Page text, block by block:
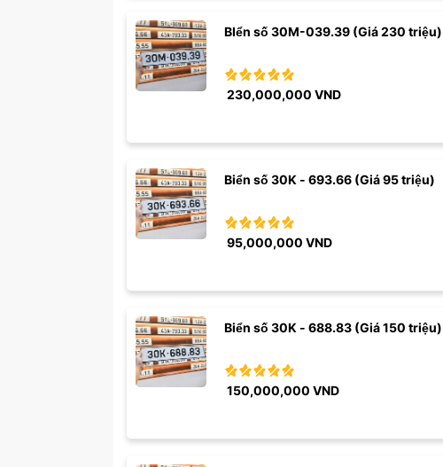
BIển số 30M-039.39 (Giá 230 triệu)
230,000,000 VND
Biển số 30K - 693.66 (Giá 95 triệu)
95,000,000 VND
Biển số 30K - 688.83 (Giá 150 triệu)
150,000,000 VND